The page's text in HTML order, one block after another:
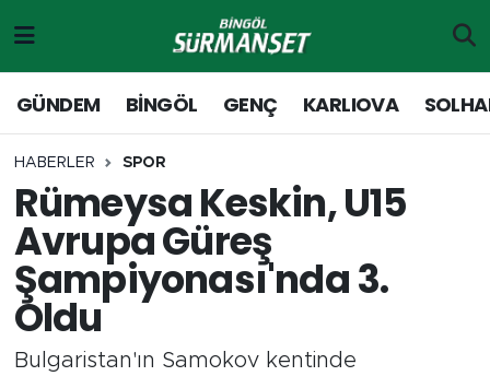
GÜNDEM BİNGÖL GENÇ KARLIOVA
HABERLER SPOR
Rümeysa Keskin, U15
Avrupa Güreş
Şampiyonası'nda 3.
Oldu
Bulgaristan'ın Samokov kentinde
Genç
Solhan
Karlıova
Adaklı-Kiğı
Yayladere-Yedisu
Merkez Hava Durumu
Merkez Trafik Yoğunluk Haritası
Süper Lig Puan Durumu ve Fikstür
Tüm Manşetler
Son Dakika Haberleri